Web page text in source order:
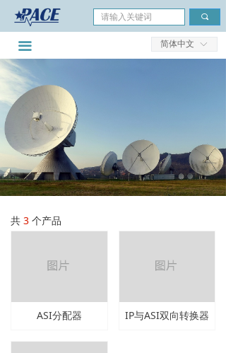
끠
ꀅ
简体中文
끀
首页
公司简介
市场领域
产品分类
服务与支持
新闻与成功案例
共 3 个产品
ASI分配器 IP与ASI双向转换器